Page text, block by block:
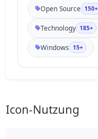
Open Source 150+
Technology 185+
Windows 15+
Icon-Nutzung